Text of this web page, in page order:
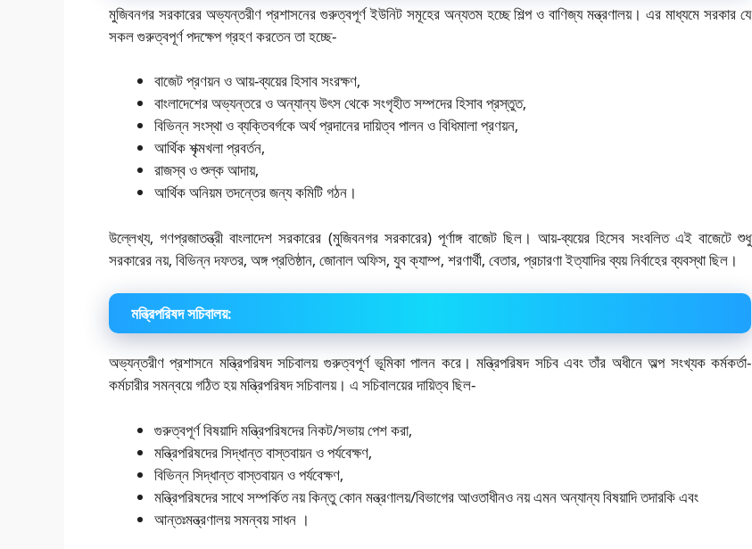
মুজিবনগর সরকারের অভ্যন্তরীণ প্রশাসনের গুরুত্বপূর্ণ ইউনিট সমূহের অন্যতম হচ্ছে শিল্প ও বাণিজ্য মন্ত্রণালয়। এর মাধ্যমে সরকার যে
সকল গুরুত্বপূর্ণ পদক্ষেপ গ্রহণ করতেন তা হচ্ছে-
বাজেট প্রণয়ন ও আয়-ব্যয়ের হিসাব সংরক্ষণ,
বাংলাদেশের অভ্যন্তরে ও অন্যান্য উৎস থেকে সংগৃহীত সম্পদের হিসাব প্রস্তুত,
বিভিন্ন সংস্থা ও ব্যক্তিবর্গকে অর্থ প্রদানের দায়িত্ব পালন ও বিধিমালা প্রণয়ন,
আর্থিক শৃক্মখলা প্রবর্তন,
রাজস্ব ও শুল্ক আদায়,
আর্থিক অনিয়ম তদন্তের জন্য কমিটি গঠন।
উল্লেখ্য, গণপ্রজাতন্ত্রী বাংলাদেশ সরকারের (মুজিবনগর সরকারের) পূর্ণাঙ্গ বাজেট ছিল। আয়-ব্যয়ের হিসেব সংবলিত এই বাজেটে শুধু
সরকারের নয়, বিভিন্ন দফতর, অঙ্গ প্রতিষ্ঠান, জোনাল অফিস, যুব ক্যাম্প, শরণার্থী, বেতার, প্রচারণা ইত্যাদির ব্যয় নির্বাহের ব্যবস্থা ছিল।
মন্ত্রিপরিষদ সচিবালয়:
অভ্যন্তরীণ প্রশাসনে মন্ত্রিপরিষদ সচিবালয় গুরুত্বপূর্ণ ভূমিকা পালন করে। মন্ত্রিপরিষদ সচিব এবং তাঁর অধীনে অল্প সংখ্যক কর্মকর্তা-
কর্মচারীর সমন্বয়ে গঠিত হয় মন্ত্রিপরিষদ সচিবালয়। এ সচিবালয়ের দায়িত্ব ছিল-
গুরুত্বপূর্ণ বিষয়াদি মন্ত্রিপরিষদের নিকট/সভায় পেশ করা,
মন্ত্রিপরিষদের সিদ্ধান্ত বাস্তবায়ন ও পর্যবেক্ষণ,
বিভিন্ন সিদ্ধান্ত বাস্তবায়ন ও পর্যবেক্ষণ,
মন্ত্রিপরিষদের সাথে সম্পর্কিত নয় কিন্তু কোন মন্ত্রণালয়/বিভাগের আওতাধীনও নয় এমন অন্যান্য বিষয়াদি তদারকি এবং
আন্তঃমন্ত্রণালয় সমন্বয় সাধন ।